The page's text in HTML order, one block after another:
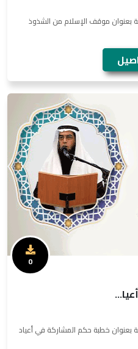
بعنوان موقف الإسلام من الشذوذ
خطبة حكم المشاركة في أعياد
0